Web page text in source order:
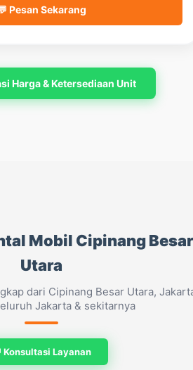
Pesan Sekarang
Harga & Ketersediaan Unit
Mobil Cipinang Besar
Utara
dari Cipinang Besar Utara,
Jakarta & sekitarnya
Konsultasi Layanan